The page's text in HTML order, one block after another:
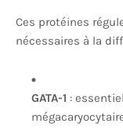
Ces protéines
nécessaires à la
GATA-1 :